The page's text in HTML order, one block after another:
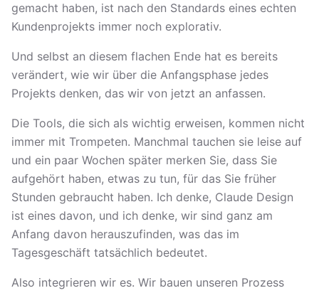
gemacht haben, ist nach den Standards eines echten
Kundenprojekts immer noch explorativ.
Und selbst an diesem flachen Ende hat es bereits
verändert, wie wir über die Anfangsphase jedes
Projekts denken, das wir von jetzt an anfassen.
Die Tools, die sich als wichtig erweisen, kommen nicht
immer mit Trompeten. Manchmal tauchen sie leise auf
und ein paar Wochen später merken Sie, dass Sie
aufgehört haben, etwas zu tun, für das Sie früher
Stunden gebraucht haben. Ich denke, Claude Design
ist eines davon, und ich denke, wir sind ganz am
Anfang davon herauszufinden, was das im
Tagesgeschäft tatsächlich bedeutet.
Also integrieren wir es. Wir bauen unseren Prozess